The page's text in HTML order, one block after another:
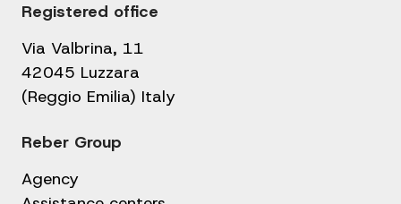
Registered office
Via Valbrina, 11
42045 Luzzara
(Reggio Emilia) Italy
Reber Group
Agency